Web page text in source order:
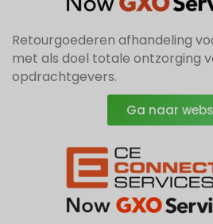
Retourgoederen afhandeling
met als doel totale ontzorging
opdrachtgevers.
Ga naar